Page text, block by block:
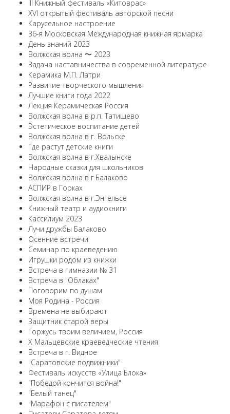
III Книжный фестиваль «Китоврас»
ХVI открытый фестиваль авторской песни
Карусельное настроение
36-я Московская Международная книжная ярмарка
День знаний 2023
Волжская волна 〜 2023
Задача наставничества в современной литературе
Керамика М.П. Латри
Развитие творческого мышления
Лучшие книги года 2022
Лекция Керамическая Россия
Волжская волна в р.п. Татищево
Эстетическое воспитание детей
Волжская волна в г. Вольске
Где растут детские книги
Волжская волна в г.Хвалынске
Народные сказки для школьников
Волжская волна в г.Балаково
АСПИР в Горках
Волжская волна в г.Энгельсе
Книжный театр и аудиокниги
Кассилиум 2023
Лучи дружбы Балаково
Осенние встречи
Семинар по краеведению
Игрушки родом из книжки
Встреча в гимназии № 31
Встреча в "Облаках"
Поговорим по душам
Моя Родина - Россия
Времена не выбирают
Защитник старой веры
Горжусь твоим величием, Россия
X Мальцевские краеведческие чтения
Встреча в г. Видное
"Саратовские подвижники"
Фестиваль искусств «Улица Блока»
"Победой кончится война!"
"Белый танец"
"Марафон с писателем"